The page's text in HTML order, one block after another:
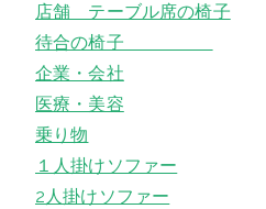
店舗 テーブル席の椅子
待合の椅子
企業・会社
医療・美容
乗り物
１人掛けソファー
2人掛けソファー